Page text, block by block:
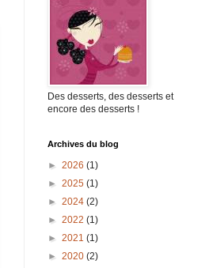
Des desserts, des desserts et
encore des desserts !
Archives du blog
► 2026 (1)
► 2025 (1)
► 2024 (2)
► 2022 (1)
► 2021 (1)
► 2020 (2)